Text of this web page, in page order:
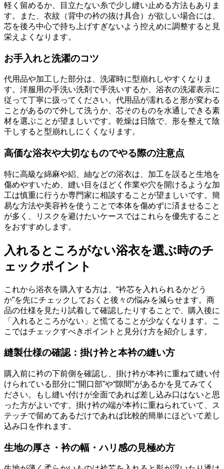
軽く留めるか、目立たない糸で少し縫い止める方法もありま
す。また、衣紋（背中の衿の抜け具合）が欲しい場合には、
芯を後ろ中心で持ち上げすぎないよう控えめに調整すると見
栄えよくなります。
お手入れと洗濯のコツ
代用品や加工した部分は、洗濯時に型崩れしやすくなりま
す。洋服用の手洗い洗剤で手洗いするか、浴衣の洗濯表示に
従って丁寧に扱ってください。代用品が濡れると形が変わる
ことがあるので外して洗うか、芯そのものを水通しできる素
材を選ぶことが望ましいです。乾燥は日陰で、形を整えて陰
干しすると型崩れしにくくなります。
高価な浴衣や大切なものでやる際の注意点
特に高級な綿麻や絽、紬などの浴衣は、加工を誤ると生地を
傷めやすいため、縫い目をほどく作業や穴を開けるような加
工は慎重に行うか専門家に相談することが望ましいです。簡
易な方法や美容衿を使うことで本体を傷めずに済ませること
が多く、リスクを避けたいケースではこれらを優先すること
をおすすめします。
入れるところがない浴衣を選ぶ時のチ
ェックポイント
これから浴衣を購入する方は、“衿芯を入れられるかどう
か”を先にチェックしておくと後々の悩みを減らせます。商
品の仕様を見たり試着して確認したりすることで、購入後に
「入れるところがない」と慌てることが少なくなります。こ
こではチェックすべきポイントと見分け方を紹介します。
縫製仕様の確認：掛け衿と本衿の縫い方
購入前に衿の下前側を確認し、掛け衿が本衿に重ねて縫い付
けられている部分に“開口部”や“隙間”があるかを見てみてく
ださい。もし縫い付けが全面であれば差し込み口はないと思
った方がよいです。掛け衿の端が本衿に重ねられていて、ス
テッチで留めてあるだけであれば比較的簡単にほどいて差し
込み口を作れます。
生地の厚さ・衿の幅・ハリ感の見極め方